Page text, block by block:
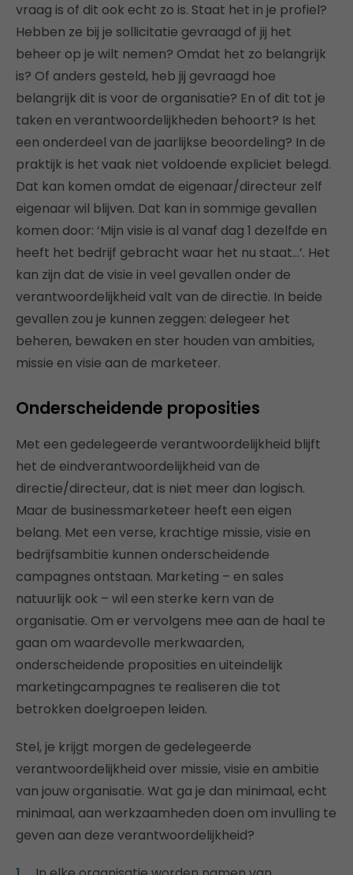
vraag is of dit ook echt zo is. Staat het in je profiel?
Hebben ze bij je sollicitatie gevraagd of jij het
beheer op je wilt nemen? Omdat het zo belangrijk
is? Of anders gesteld, heb jij gevraagd hoe
belangrijk dit is voor de organisatie? En of dit tot je
taken en verantwoordelijkheden behoort? Is het
een onderdeel van de jaarlijkse beoordeling? In de
praktijk is het vaak niet voldoende expliciet belegd.
Dat kan komen omdat de eigenaar/directeur zelf
eigenaar wil blijven. Dat kan in sommige gevallen
komen door: ‘Mijn visie is al vanaf dag 1 dezelfde en
heeft het bedrijf gebracht waar het nu staat…’. Het
kan zijn dat de visie in veel gevallen onder de
verantwoordelijkheid valt van de directie. In beide
gevallen zou je kunnen zeggen: delegeer het
beheren, bewaken en ster houden van ambities,
missie en visie aan de marketeer.
Onderscheidende proposities
Met een gedelegeerde verantwoordelijkheid blijft
het de eindverantwoordelijkheid van de
directie/directeur, dat is niet meer dan logisch.
Maar de businessmarketeer heeft een eigen
belang. Met een verse, krachtige missie, visie en
bedrijfsambitie kunnen onderscheidende
campagnes ontstaan. Marketing – en sales
natuurlijk ook – wil een sterke kern van de
organisatie. Om er vervolgens mee aan de haal te
gaan om waardevolle merkwaarden,
onderscheidende proposities en uiteindelijk
marketingcampagnes te realiseren die tot
betrokken doelgroepen leiden.
Stel, je krijgt morgen de gedelegeerde
verantwoordelijkheid over missie, visie en ambitie
van jouw organisatie. Wat ga je dan minimaal, echt
minimaal, aan werkzaamheden doen om invulling te
geven aan deze verantwoordelijkheid?